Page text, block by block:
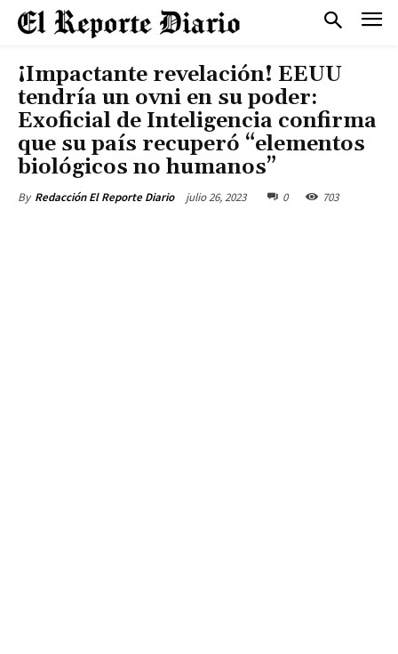
¡Impactante revelación! EEUU
tendría un ovni en su poder:
Exoficial de Inteligencia confirma
que su país recuperó “elementos
biológicos no humanos”
By Redacción El Reporte Diario julio 26, 2023 0 703